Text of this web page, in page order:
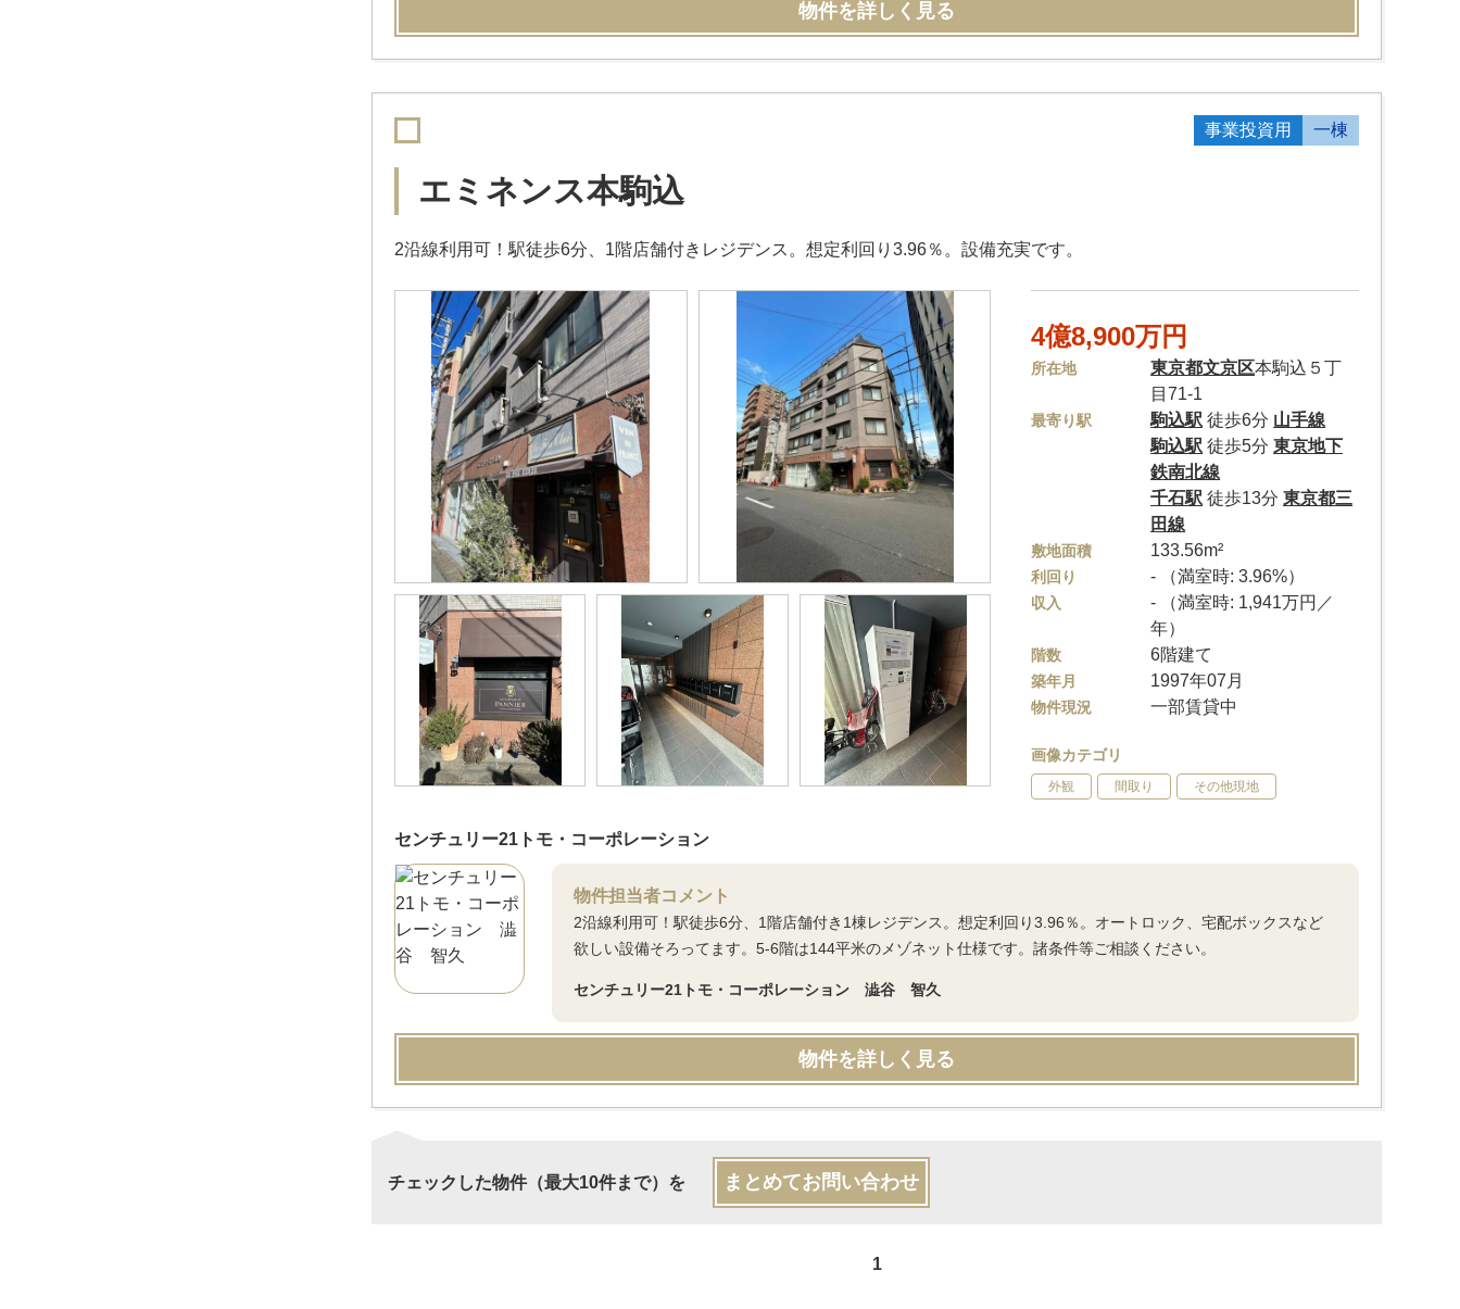
物件を詳しく見る
事業投資用 一棟
エミネンス本駒込
2沿線利用可！駅徒歩6分、1階店舗付きレジデンス。想定利回り3.96％。設備充実です。
4億8,900万円
所在地 東京都文京区本駒込５丁
目71-1
最寄り駅 駒込駅 徒歩6分 山手線
駒込駅 徒歩5分東京地下
鉄南北線
千石駅 徒歩13分東京都三
田線
敷地面積 133.56m²
利回り - （満室時: 3.96%）
収入
- （満室時: 1,941万円／
年）
階数 6階建て
築年月 1997年07月
物件現況 一部賃貸中
画像カテゴリ
外観 間取り その他現地
センチュリー21トモ・コーポレーション
物件担当者コメント
2沿線利用可！駅徒歩6分、1階店舗付き1棟レジデンス。想定利回り3.96％。オートロック、宅配ボックスなど
欲しい設備そろってます。5-6階は144平米のメゾネット仕様です。諸条件等ご相談ください。
センチュリー21トモ・コーポレーション 澁谷 智久
物件を詳しく見る
チェックした物件（最大10件まで）を まとめてお問い合わせ
1